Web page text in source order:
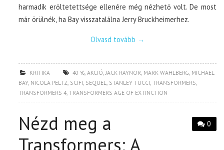
harmadik erőltetettsége ellenére még nézhető volt. De most
már örülnék, ha Bay visszatalálna Jerry Bruckheimerhez.
Olvasd tovább →
KRITIKA 40 %,AKCIÓ,JACK RAYNOR, MARK WAHLBERG, MICHAEL
BAY, NICOLA PELTZ, SCIFI, SEQUEL, STANLEY TUCCI,TRANSFORMERS,
TRANSFORMERS 4,TRANSFORMERS AGE OF EXTINCTION
0
Nézd meg a
Transformers: A